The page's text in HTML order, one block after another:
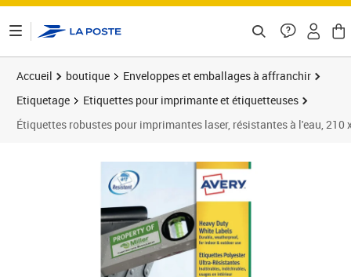
Accueil boutique
Enveloppes et emballages à affranchir
Etiquetage
Etiquettes pour imprimante et étiquetteuses
Étiquettes robustes pour imprimantes laser, résistantes à l'eau,